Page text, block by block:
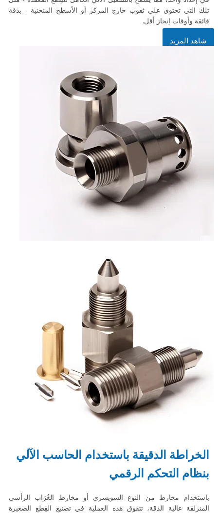
تلك التي تحتوي على ثقوب خارج المركز أو الأسطح المنحنية - بدقة
فائقة وأوقات إنجاز أقل.
شاهد المزيد
الخراطة الدقيقة باستخدام الحاسب الآلي
بنظام التحكم الرقمي
باستخدام مخارط من النوع السويسري أو مخارط الغُرَاب الرأسي
المنزلقة عالية الدقة، تتفوق هذه العملية في تصنيع القِطع الصغيرة